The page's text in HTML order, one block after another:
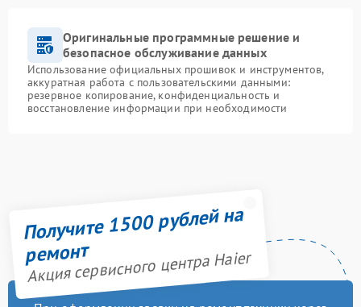
Оригинальные программные решение и
безопасное обслуживание данных
Использование официальных прошивок и инструментов,
аккуратная работа с пользовательскими данными:
резервное копирование, конфиденциальность и
восстановление информации при необходимости
Получите 1500 рублей на
ремонт
Акция сервисного центра Haier